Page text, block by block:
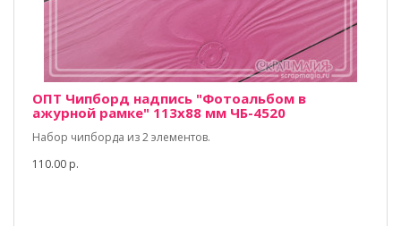
ОПТ Чипборд надпись "Фотоальбом в
ажурной рамке" 113х88 мм ЧБ-4520
Набор чипборда из 2 элементов.
110.00 р.